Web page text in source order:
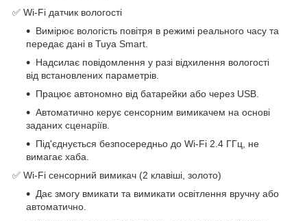
✅ Wi-Fi датчик вологості
Вимірює вологість повітря в режимі реального часу та
передає дані в Tuya Smart.
Надсилає повідомлення у разі відхилення вологості
від встановлених параметрів.
Працює автономно від батарейки або через USB.
Автоматично керує сенсорним вимикачем на основі
заданих сценаріїв.
Під'єднується безпосередньо до Wi-Fi 2.4 ГГц, не
вимагає хаба.
✅ Wi-Fi сенсорний вимикач (2 клавіші, золото)
Дає змогу вмикати та вимикати освітлення вручну або
автоматично.